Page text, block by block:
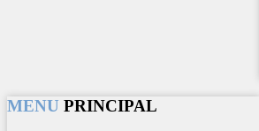
MENU PRINCIPAL